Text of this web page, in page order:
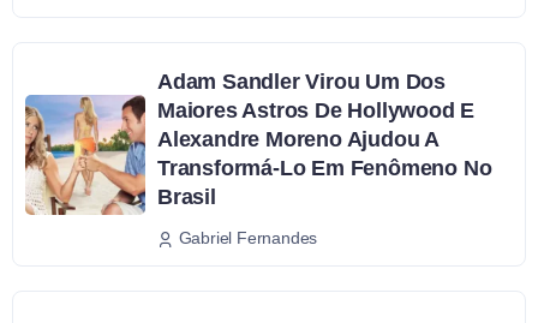
Adam Sandler Virou Um Dos
Maiores Astros De Hollywood E
Alexandre Moreno Ajudou A
Transformá-Lo Em Fenômeno No
Brasil
Gabriel Fernandes